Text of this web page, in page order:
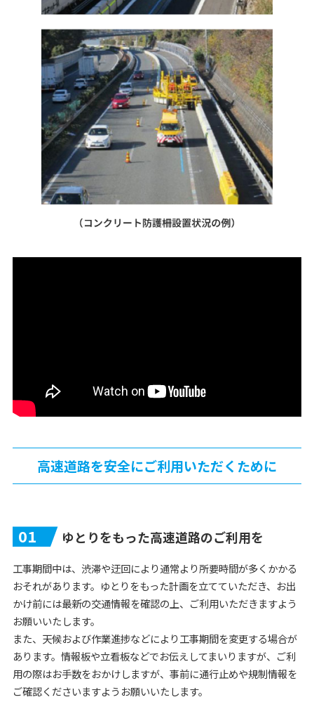
高速道路を安全にご利用いただくために
01 ゆとりをもった高速道路のご利用を
工事期間中は、渋滞や迂回により通常より所要時間が多くかかる
おそれがあります。ゆとりをもった計画を立てていただき、お出
かけ前には最新の交通情報を確認の上、ご利用いただきますよう
お願いいたします。
また、天候および作業進捗などにより工事期間を変更する場合が
あります。情報板や立看板などでお伝えしてまいりますが、ご利
用の際はお手数をおかけしますが、事前に通行止めや規制情報を
ご確認くださいますようお願いいたします。